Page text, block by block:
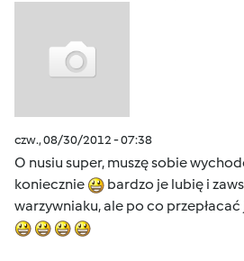
czw., 08/30/2012 - 07:38
O nusiu super, muszę sobie
koniecznie
bardzo je lubię i
warzywniaku, ale po co